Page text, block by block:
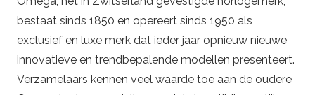
bestaat sinds 1850 en opereert sinds 1950 als
exclusief en luxe merk dat ieder jaar opnieuw nieuwe
innovatieve en trendbepalende modellen presenteert.
Verzamelaars kennen veel waarde toe aan de oudere